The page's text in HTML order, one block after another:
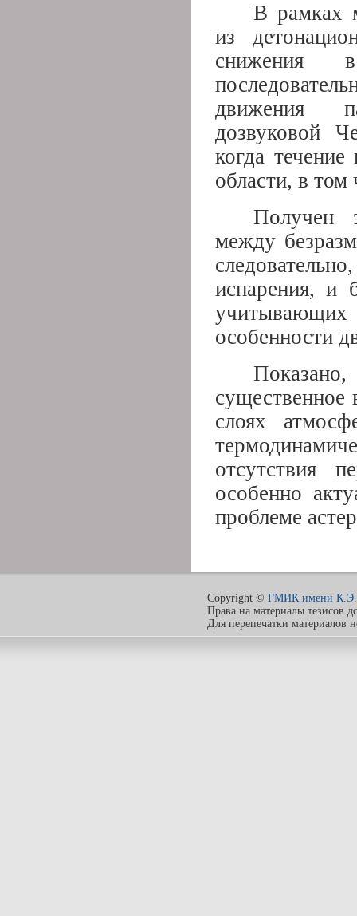
В рамках
из
снижения
движения
дозвуковой
когда
области, в том
Получен
между
испарения, и
особенности
существенное
слоях
отсутствия
особенно
проблеме
Copyright © ГМИК имени К.Э.
Права на материалы тезисов
Для перепечатки материалов